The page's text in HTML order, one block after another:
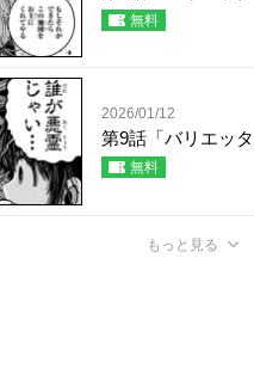
無料
2026/01/12
第9話「バリエッ
無料
もっと見る